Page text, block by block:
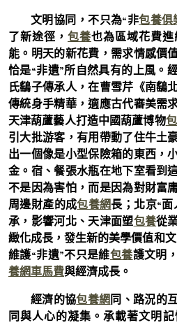
文明協同，不只為“非包養俱
了新途徑， 包養也為區域花費
能。明天的新花費，需求情感價
恰是“非遺”所自然具有的上風。
氏鷂子傳承人，在曹雪芹《南鷂
傳統身手精華，適應古代審美需
天津葫蘆藝人打造中國葫蘆博物
引大批游客，有用帶動了住牛土
出一個像是小型保險箱的東西，
金。宿、餐張水瓶在地下室看到
不是因為害怕，而是因為對財富
周邊財產的成包養網長；北京“
承，影響河北、天津面塑包養從
緻化成長，發生新的美學價值和
維護“非遺”不只是維包養護文明
養網車馬費與經濟成長。
經濟的協包養網 同、路況的
同與人心的凝集。承載著文明